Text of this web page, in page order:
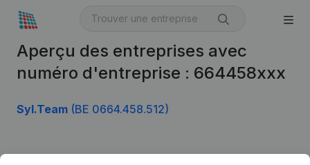
Aperçu des entreprises avec
numéro d'entreprise : 664458xxx
Syl.Team (BE 0664.458.512)